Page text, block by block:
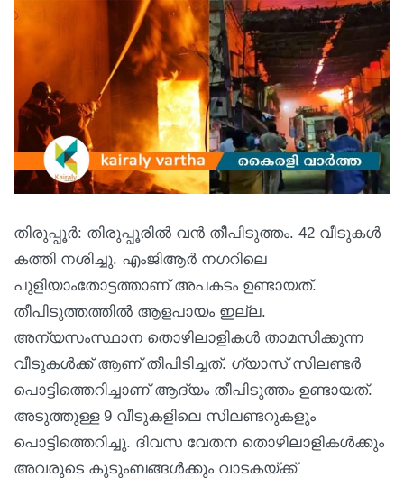
തിരുപ്പൂർ: തിരുപ്പൂരിൽ വൻ തീപിടുത്തം. 42 വീടുകൾ
കത്തി നശിച്ചു. എംജിആർ നഗറിലെ
പുളിയാംതോട്ടത്താണ് അപകടം ഉണ്ടായത്.
തീപിടുത്തത്തിൽ ആളപായം ഇല്ല.
അന്യസംസ്ഥാന തൊഴിലാളികൾ താമസിക്കുന്ന
വീടുകൾക്ക് ആണ് തീപിടിച്ചത്. ഗ്യാസ് സിലണ്ടർ
പൊട്ടിത്തെറിച്ചാണ് ആദ്യം തീപിടുത്തം ഉണ്ടായത്.
അടുത്തുള്ള 9 വീടുകളിലെ സിലണ്ടറുകളും
പൊട്ടിത്തെറിച്ചു. ദിവസ വേതന തൊഴിലാളികൾക്കും
അവരുടെ കുടുംബങ്ങൾക്കും വാടകയ്ക്ക്